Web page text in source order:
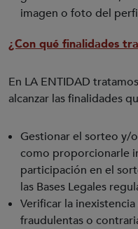
imagen o foto del
¿Con qué finalidades
En LA ENTIDAD
alcanzar las finalidades
Gestionar el sorteo y/
como proporcionarle
participación en el
las Bases Legales
Verificar la
fraudulentas o